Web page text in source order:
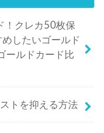
！クレカ50枚保
したいゴールド
ールドカード比
トを抑える方法